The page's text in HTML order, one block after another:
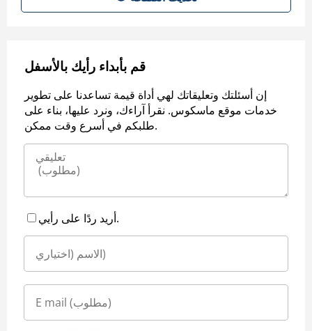
قم بأبداء رأيك بالأسفل
إن أسئلتك وتعليقاتك لهي أداة قيمة تساعدنا على تطوير
خدمات موقع ماسكوس. نقرأ آراءك، ونرد عليها، بناء على
طلبكم في أسرع وقت ممكن.
أريد ردًا على رأيي.